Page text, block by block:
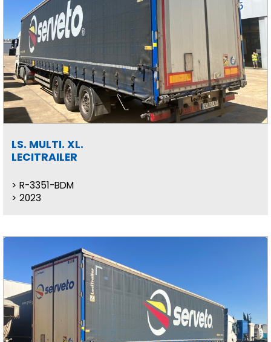
LS. MULTI. XL.
LECITRAILER
R-3351-BDM
2023